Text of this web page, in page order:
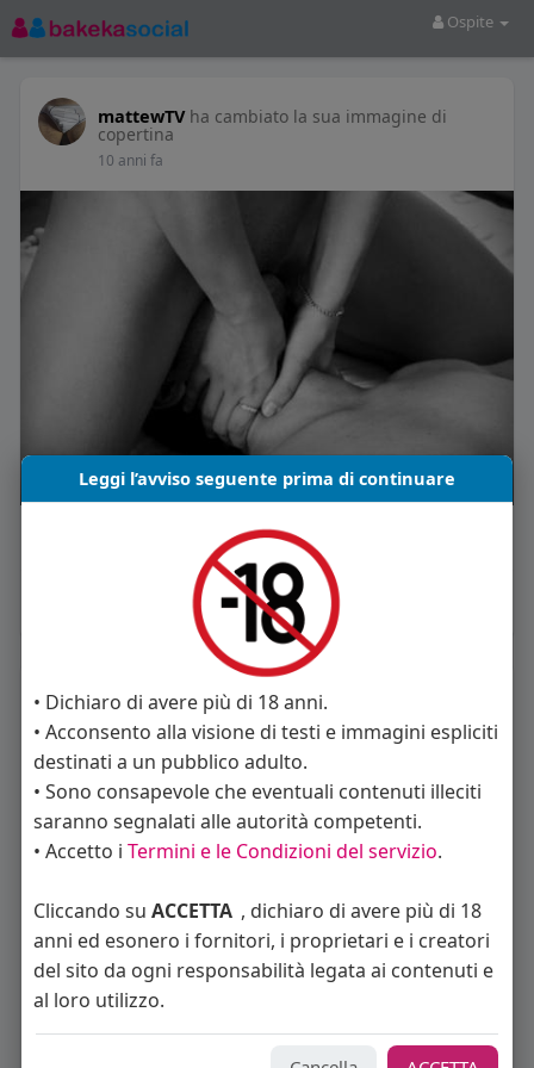
Ospite
mattewTV ha cambiato la sua immagine di
copertina
10 anni fa
Commento
Davide Rossi iCarlo
Fabrizio
Leggi l’avviso seguente prima di continuare
• Dichiaro di avere più di 18 anni.
• Acconsento alla visione di testi e immagini espliciti
destinati a un pubblico adulto.
• Sono consapevole che eventuali contenuti illeciti
saranno segnalati alle autorità competenti.
• Accetto i Termini e le Condizioni del servizio.
Cliccando su ACCETTA , dichiaro di avere più di 18
anni ed esonero i fornitori, i proprietari e i creatori
del sito da ogni responsabilità legata ai contenuti e
al loro utilizzo.